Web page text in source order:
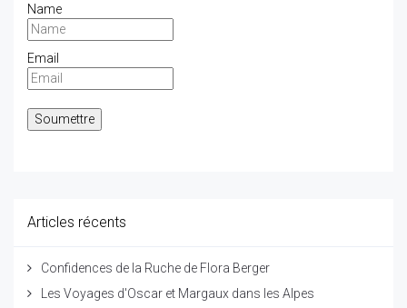
Name
Email
Articles récents
Confidences de la Ruche de Flora Berger
Les Voyages d'Oscar et Margaux dans les Alpes